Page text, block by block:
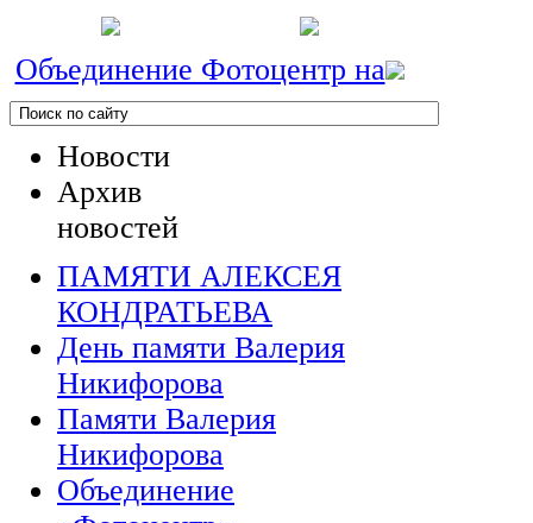
Объединение Фотоцентр на
Новости
Архив
новостей
ПАМЯТИ АЛЕКСЕЯ
КОНДРАТЬЕВА
День памяти Валерия
Никифорова
Памяти Валерия
Никифорова
Объединение